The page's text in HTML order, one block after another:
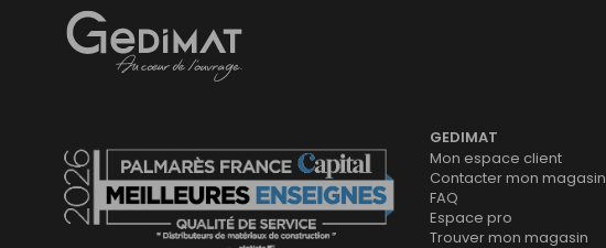
GEDIMAT
Mon espace client
Contacter mon magasin
FAQ
Espace pro
Trouver mon magasin